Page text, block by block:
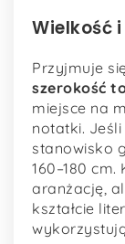
Wielkość
Przyjmuje
szerokość
miejsce na
notatki.
stanowisko
160–180
aranżację,
kształcie